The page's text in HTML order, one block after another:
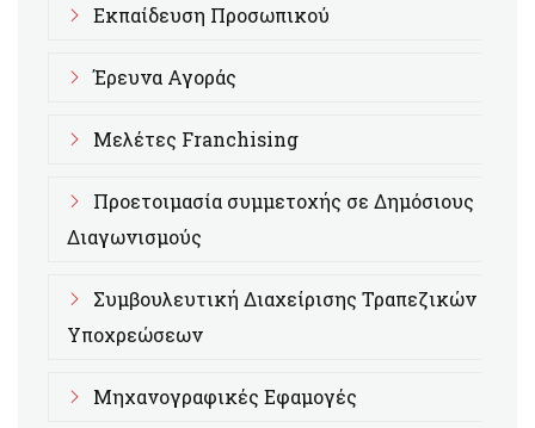
Εκπαίδευση Προσωπικού
Έρευνα Αγοράς
Μελέτες Franchising
Προετοιμασία συμμετοχής σε Δημόσιους
Διαγωνισμούς
Συμβουλευτική Διαχείρισης Τραπεζικών
Υποχρεώσεων
Μηχανογραφικές Εφαμογές